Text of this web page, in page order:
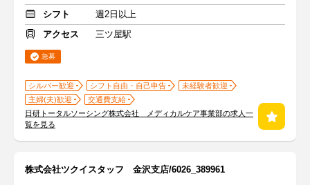
シフト
週2日以上
アクセス
三ツ屋駅
急募
シルバー歓迎 シフト自由・自己申告
未経験者歓迎
主婦(夫)歓迎
交通費支給
日研トータルソーシング株式会社 メディカルケア事業部の求人一
覧を見る
株式会社ツクイスタッフ 金沢支店/6026_389961